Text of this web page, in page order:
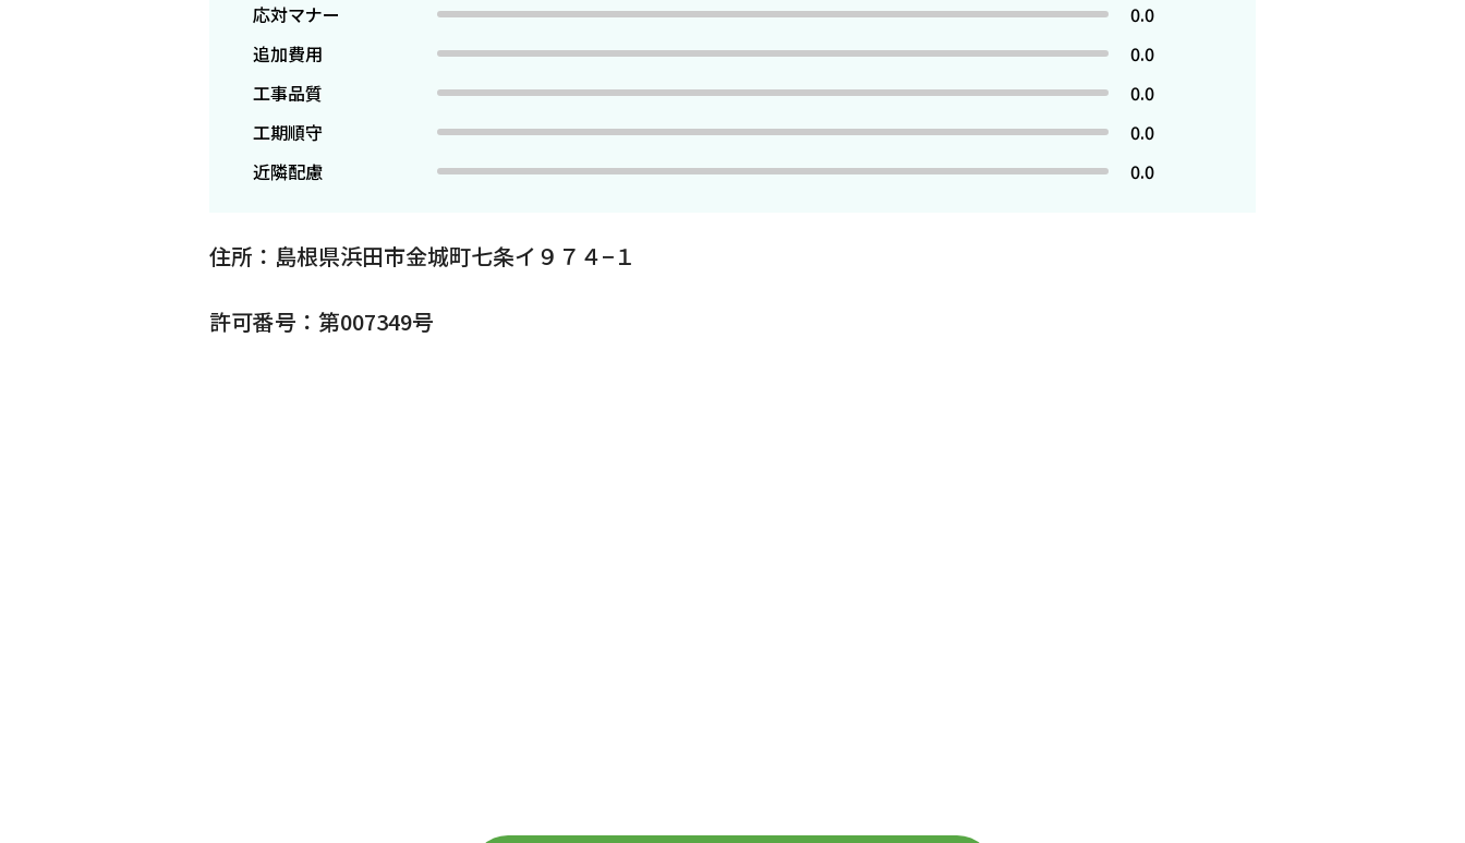
応対マナー
0.0
追加費用
0.0
工事品質
0.0
工期順守
0.0
近隣配慮
0.0
住所：島根県浜田市金城町七条イ９７４−１
許可番号：第007349号